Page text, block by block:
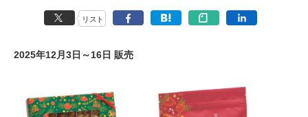
リスト
2025年12月3日～16日 販売